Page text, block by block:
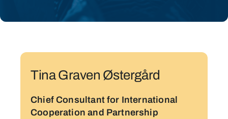
Tina Graven Østergård
Chief Consultant for International
Cooperation and Partnership